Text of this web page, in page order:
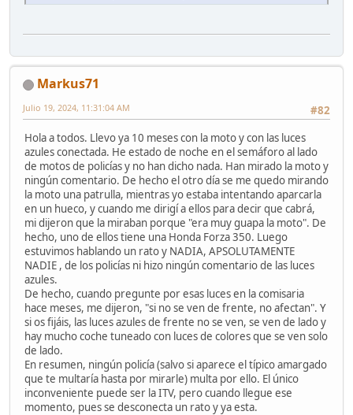
Markus71
#82
Julio 19, 2024, 11:31:04 AM
Hola a todos. Llevo ya 10 meses con la moto y con las luces
azules conectada. He estado de noche en el semáforo al lado
de motos de policías y no han dicho nada. Han mirado la moto y
ningún comentario. De hecho el otro día se me quedo mirando
la moto una patrulla, mientras yo estaba intentando aparcarla
en un hueco, y cuando me dirigí a ellos para decir que cabrá,
mi dijeron que la miraban porque "era muy guapa la moto". De
hecho, uno de ellos tiene una Honda Forza 350. Luego
estuvimos hablando un rato y NADIA, APSOLUTAMENTE
NADIE , de los policías ni hizo ningún comentario de las luces
azules.
De hecho, cuando pregunte por esas luces en la comisaria
hace meses, me dijeron, "si no se ven de frente, no afectan". Y
si os fijáis, las luces azules de frente no se ven, se ven de lado y
hay mucho coche tuneado con luces de colores que se ven solo
de lado.
En resumen, ningún policía (salvo si aparece el típico amargado
que te multaría hasta por mirarle) multa por ello. El único
inconveniente puede ser la ITV, pero cuando llegue ese
momento, pues se desconecta un rato y ya esta.